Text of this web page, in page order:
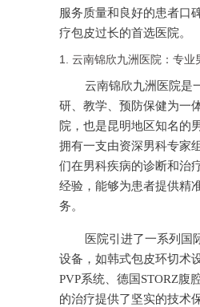
服务质量和良好的患者口
疗包皮过长的首选医院。
1. 云南锦欣九洲医院：专业
云南锦欣九洲医院是
研、教学、预防保健为一
院，也是昆明地区知名的
拥有一支由资深男科专家
们在男科疾病的诊断和治
经验，能够为患者提供精
务。
医院引进了一系列国
设备，如韩式包皮环切术
PVP系统、德国STORZ腹
的治疗提供了坚实的技术